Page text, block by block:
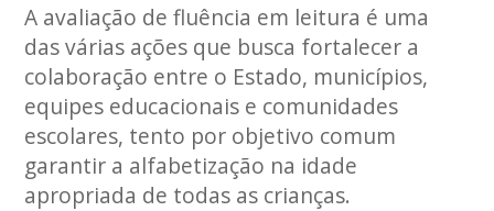
A avaliação de fluência em leitura é uma
das várias ações que busca fortalecer a
colaboração entre o Estado, municípios,
equipes educacionais e comunidades
escolares, tento por objetivo comum
garantir a alfabetização na idade
apropriada de todas as crianças.